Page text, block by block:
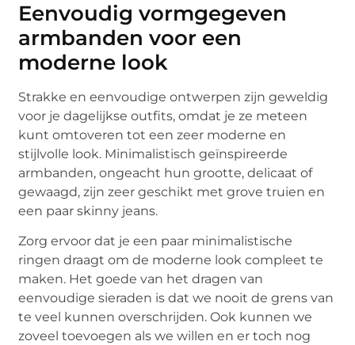
Eenvoudig vormgegeven
armbanden voor een
moderne look
Strakke en eenvoudige ontwerpen zijn geweldig
voor je dagelijkse outfits, omdat je ze meteen
kunt omtoveren tot een zeer moderne en
stijlvolle look. Minimalistisch geïnspireerde
armbanden, ongeacht hun grootte, delicaat of
gewaagd, zijn zeer geschikt met grove truien en
een paar skinny jeans.
Zorg ervoor dat je een paar minimalistische
ringen draagt om de moderne look compleet te
maken. Het goede van het dragen van
eenvoudige sieraden is dat we nooit de grens van
te veel kunnen overschrijden. Ook kunnen we
zoveel toevoegen als we willen en er toch nog